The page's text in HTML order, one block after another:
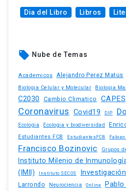
Dia del Libro Libros
local_offer Nube de Temas
Academicos Alejandro Perez Matus
Biologia Celular y Molecular Biologia
C2030 Cambio Climatico CAPES
Coronavirus Covid19 DIP
Ecologia Ecologia y biodiversidad
Estudiantes FCB EstudiantesFCB
Francisco Bozinovic Grupos
Instituto Milenio de
(IMII)
Instituto SECOS Investigación
Larrondo
Neurociencia Online Pablo